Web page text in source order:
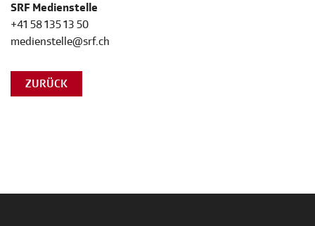
SRF Medienstelle
+41 58 135 13 50
medienstelle@srf.ch
ZURÜCK